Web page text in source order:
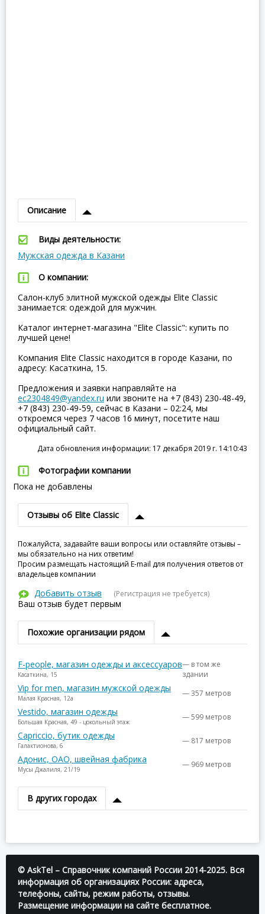
Описание
Виды деятельности:
Мужская одежда в Казани
О компании:
Салон-клуб элитной мужской одежды Elite Classic
занимается: одеждой для мужчин.
Каталог интернет-магазина "Elite Classic": купить по
лучшей цене!
Компания Elite Classic находится в городе Казани, по
адресу: Касаткина, 15.
Предложения и заявки направляйте на
ec2304849@yandex.ru или звоните на +7 (843) 230-48-49,
+7 (843) 230-49-59, сейчас в Казани – 02:24, мы
откроемся через 7 часов 16 минут, посетите наш
официальный сайт.
Дата обновления информации: 17 декабря 2019 г. 14:10:43
Фотографии компании
Пока не добавлены
Отзывы об Elite Classic
Пожалуйста, задавайте ваши вопросы или оставляйте отзывы –
мы обязательно на них ответим!
Просим размещать настоящий E-mail для получения ответов от
владельцев компании
Добавить отзыв (Регистрация не требуется)
Ваш отзыв будет первым
Похожие организации рядом
F-people, магазин одежды и аксессуаров
Касаткина, 15
— в том же
здании
Vip for men, магазин мужской одежды
Малая Красная, 12а — 357 метров
Vestido, магазин одежды
Большая Красная, 49 - цокольный этаж — 599 метров
Capriccio, бутик одежды
Галактионова, 6 — 817 метров
Адонис, ОАО, швейная фабрика
Мусы Джалиля, 21/19 — 969 метров
В других городах
© AskTel – Справочник компаний России 2014-2025. Вся
информация об организациях России: адреса,
телефоны, сайты, режим работы, отзывы.
Размещение информации на сайте бесплатное.